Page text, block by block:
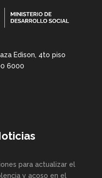
Edison, 4to piso
6000
para actualizar el
y acoso en el